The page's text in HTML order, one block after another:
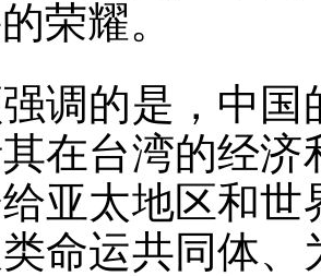
荣耀。
调的是，中
在台湾的经
亚太地区和
命运共同体